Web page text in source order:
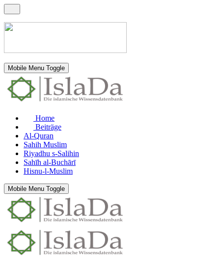
Mobile Menu Toggle
Home
Beiträge
Al-Quran
Sahih Muslim
Riyadhu s-Salihin
Sahīh al-Buchārī
Hisnu-l-Muslim
Mobile Menu Toggle